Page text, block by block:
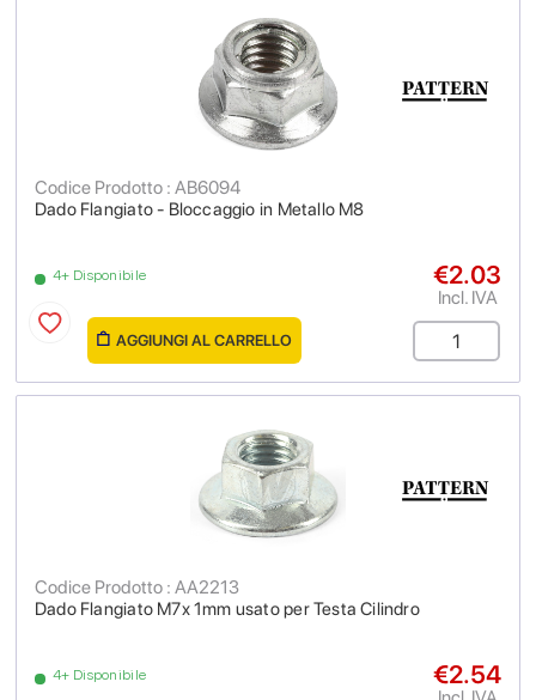
Dado Flangiato - Bloccaggio in Metallo M8
Codice Prodotto : AB6094
4+ Disponibile €2.03
Incl. IVA
AGGIUNGI AL CARRELLO
Dado Flangiato M7x 1mm usato per Testa Cilindro
Codice Prodotto : AA2213
4+ Disponibile €2.54